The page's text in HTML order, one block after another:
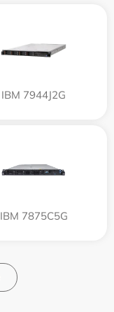
IBM 7944J2G
IBM 7875C5G